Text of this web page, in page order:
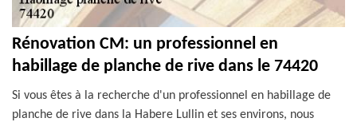
Rénovation CM: un professionnel en
habillage de planche de rive dans le 74420
Si vous êtes à la recherche d'un professionnel en habillage de
planche de rive dans la Habere Lullin et ses environs, nous